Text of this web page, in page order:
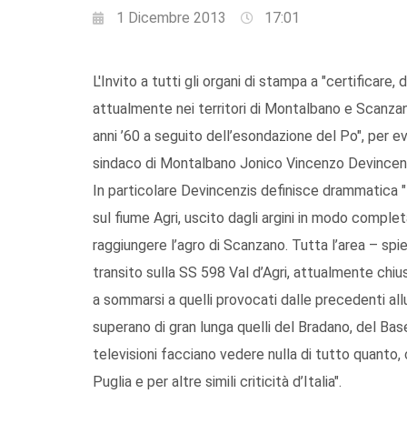
1 Dicembre 2013 17:01
L'Invito a tutti gli organi di stampa a
attualmente nei territori di Montalbano e
anni ’60 a seguito dell’esondazione del Po",
sindaco di Montalbano Jonico Vincenzo
In particolare Devincenzis definisce
sul fiume Agri, uscito dagli argini in modo
raggiungere l’agro di Scanzano. Tutta l’area –
transito sulla SS 598 Val d’Agri, attualmente
a sommarsi a quelli provocati dalle precedenti
superano di gran lunga quelli del Bradano, del
televisioni facciano vedere nulla di tutto quanto,
Puglia e per altre simili criticità d’Italia".